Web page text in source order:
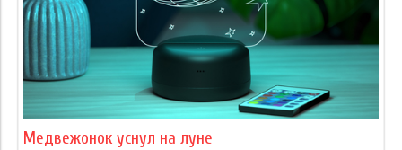
Медвежонок уснул на луне